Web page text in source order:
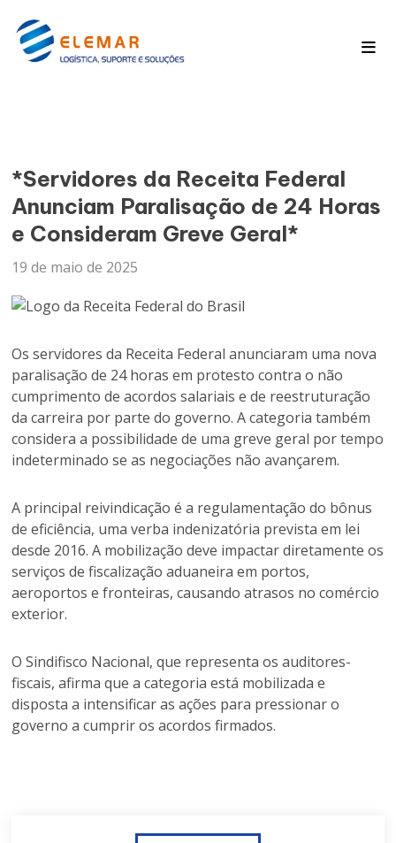
*Servidores da Receita Federal
Anunciam Paralisação de 24 Horas
e Consideram Greve Geral*
19 de maio de 2025
Os servidores da Receita Federal anunciaram uma nova
paralisação de 24 horas em protesto contra o não
cumprimento de acordos salariais e de reestruturação
da carreira por parte do governo. A categoria também
considera a possibilidade de uma greve geral por tempo
indeterminado se as negociações não avançarem.
A principal reivindicação é a regulamentação do bônus
de eficiência, uma verba indenizatória prevista em lei
desde 2016. A mobilização deve impactar diretamente os
serviços de fiscalização aduaneira em portos,
aeroportos e fronteiras, causando atrasos no comércio
exterior.
O Sindifisco Nacional, que representa os auditores-
fiscais, afirma que a categoria está mobilizada e
disposta a intensificar as ações para pressionar o
governo a cumprir os acordos firmados.